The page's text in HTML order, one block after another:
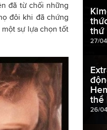
đã từ chối những
đôi khi đã chứng
sự lựa chọn tốt
thứ
27/
thể
26/